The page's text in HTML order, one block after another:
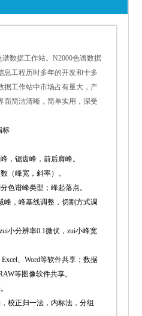
谱数据工作站。N2000色谱数据
息工程历时多年的开发和十多
据工作站中市场占有量大，产
面简洁清晰，简单实用，深受
标
，锯齿峰，前后肩峰。
（峰宽，斜率）。
色谱峰类型；峰起落点。
，峰基线调整，切割方式调
小分辨率0.1微伏，zui小峰宽
、Word等软件共享；数据
等图像软件共享。
校正归一法，内标法，分组